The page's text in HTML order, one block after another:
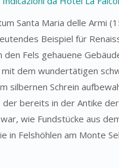
Santa Maria delle Armi
Beispiel für
den Fels gehauene
dem wundertätigen
silbernen Schrein
bereits in der Antike
wie Fundstücke aus
in Felshöhlen am Monte